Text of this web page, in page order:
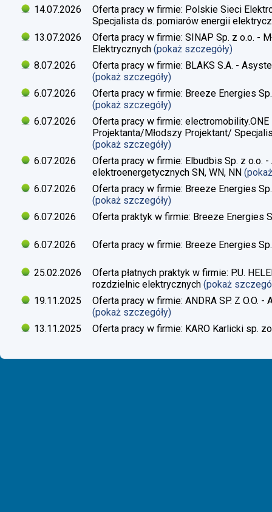
14.07.2026
Oferta pracy w firmie: Polskie Sieci
Specjalista ds. pomiarów energii
13.07.2026
Oferta pracy w firmie: SINAP Sp. z o.o. -
Elektrycznych (pokaż szczegóły)
8.07.2026
Oferta pracy w firmie: BLAKS S.A. -
(pokaż szczegóły)
6.07.2026
Oferta pracy w firmie: Breeze Energies
(pokaż szczegóły)
6.07.2026
Oferta pracy w firmie:
Projektanta/Młodszy Projektant/
(pokaż szczegóły)
6.07.2026
Oferta pracy w firmie: Elbudbis Sp. z
elektroenergetycznych SN, WN, NN
6.07.2026
Oferta pracy w firmie: Breeze Energies
(pokaż szczegóły)
6.07.2026
Oferta praktyk w firmie: Breeze Energies
6.07.2026 Oferta pracy w firmie: Breeze Energies
25.02.2026
Oferta płatnych praktyk w firmie: P.U.
rozdzielnic elektrycznych (pokaż
19.11.2025
Oferta pracy w firmie: ANDRA SP. Z O.O.
(pokaż szczegóły)
13.11.2025
Oferta pracy w firmie: KARO Karlicki sp.